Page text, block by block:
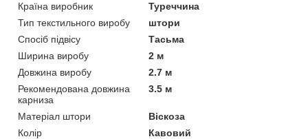
Країна виробник
Туреччина
Тип текстильного виробу
штори
Спосіб підвісу
Тасьма
Ширина виробу
2 м
Довжина виробу
2.7 м
Рекомендована довжина
карниза
3.5 м
Матеріал штори
Віскоза
Колір
Кавовий